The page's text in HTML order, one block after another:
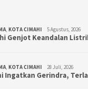
KOTA CIMAHI 5 Agustus, 2026
Genjot Keandalan
KOTA CIMAHI 28 Juli, 2026
Ingatkan Gerindra,